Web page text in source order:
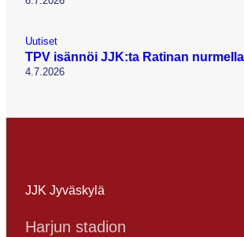
Uutiset
TPV isännöi JJK:ta Ratinan nurmella
4.7.2026
JJK Jyväskylä
Harjun stadion